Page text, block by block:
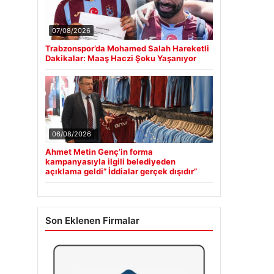
07/08/2026
Trabzonspor’da Mohamed Salah Hareketli
Dakikalar: Maaş Haczi Şoku Yaşanıyor
06/08/2026
Ahmet Metin Genç’in forma
kampanyasıyla ilgili belediyeden
açıklama geldi” İddialar gerçek dışıdır”
Son Eklenen Firmalar